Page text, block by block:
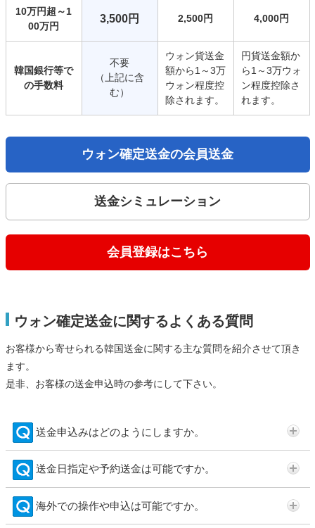
10万円超～1
00万円
3,500円 2,500円 4,000円
韓国銀行等で
の手数料
不要
（上記に含
む）
ウォン貨送金
額から1～3万
ウォン程度控
除されます。
円貨送金額か
ら1～3万ウォ
ン程度控除さ
れます。
ウォン確定送金の会員送金
送金シミュレーション
会員登録はこちら
ウォン確定送金に関するよくある質問
お客様から寄せられる韓国送金に関する主な質問を紹介させて頂き
ます。
是非、お客様の送金申込時の参考にして下さい。
送金申込みはどのようにしますか。
送金日指定や予約送金は可能ですか。
海外での操作や申込は可能ですか。